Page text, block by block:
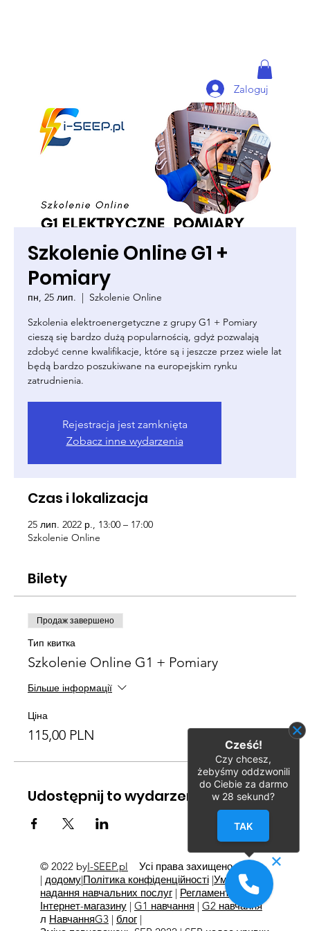
Zaloguj
Szkolenie Online G1 +
Pomiary
пн, 25 лип.
  |
Szkolenie Online
Szkolenia elektroenergetyczne z grupy G1 + Pomiary
cieszą się bardzo dużą popularnością, gdyż pozwalają
zdobyć cenne kwalifikacje, które są i jeszcze przez wiele lat
będą bardzo poszukiwane na europejskim rynku
zatrudnienia.
Rejestracja jest zamknięta
Zobacz inne wydarzenia
Czas i lokalizacja
25 лип. 2022 р., 13:00 – 17:00
Szkolenie Online
Bilety
Продаж завершено
Тип квитка
Szkolenie Online G1 + Pomiary
Більше інформації
Ціна
115,00 PLN
Udostępnij to wydarzenie
© 2022 byI-SEEP.pl
Усі права захищено
| додому|Політика конфіденційності|Умови
надання навчальних послуг| Регламент
Інтернет-магазину | G1 навчання | G2 навчання
л НавчанняG3 | блог|
Cześć!
Czy chcesz,
żebyśmy oddzwonili
do Ciebie za darmo
w 28 sekund?
TAK